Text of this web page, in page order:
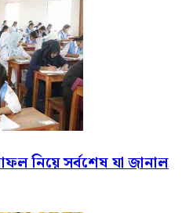
নিয়ে সর্বশেষ যা জানাল